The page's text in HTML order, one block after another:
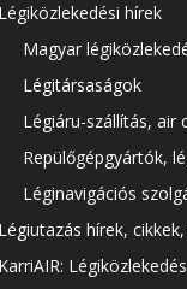
Légiközlekedési hírek
Magyar
Légitársaságok
Légiáru-szállítás, air
Repülőgépgyártók,
Léginavigációs
Légiutazás hírek,
KarriAIR: